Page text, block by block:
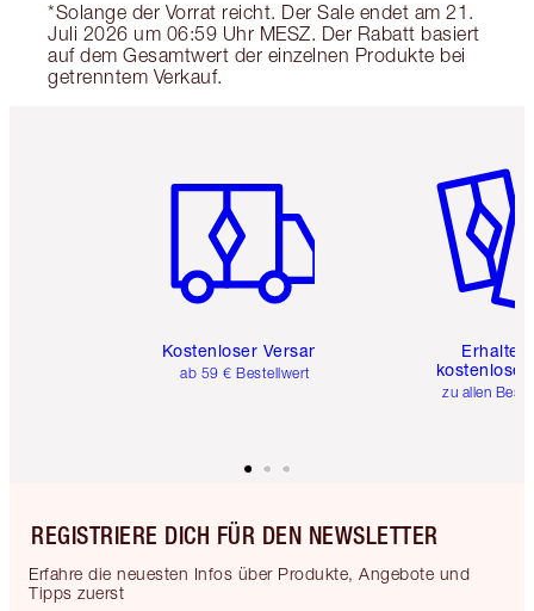
*Solange der Vorrat reicht. Der Sale endet am 21.
Juli 2026 um 06:59 Uhr MESZ. Der Rabatt basiert
auf dem Gesamtwert der einzelnen Produkte bei
getrenntem Verkauf.
Kostenloser Versand
ab 59 € Bestellwert
Erhalte
kostenlose
zu allen
REGISTRIERE DICH FÜR DEN NEWSLETTER
Erfahre die neuesten Infos über Produkte, Angebote und
Tipps zuerst